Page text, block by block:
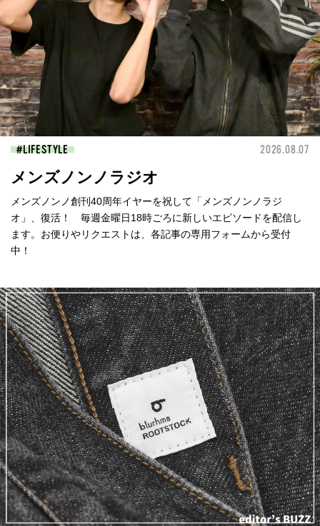
LIFESTYLE 2026.08.07
メンズノンノラジオ
メンズノンノ創刊40周年イヤーを祝して「メンズノンノラジ
オ」、復活！ 毎週金曜日18時ごろに新しいエピソードを配信し
ます。お便りやリクエストは、各記事の専用フォームから受付
中！